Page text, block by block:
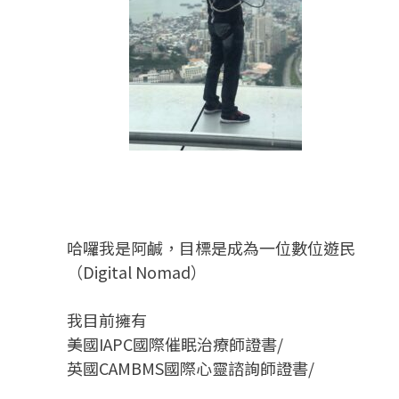
哈囉我是阿鹹，目標是成為一位數位遊民
（Digital Nomad）
我目前擁有
美國IAPC國際催眠治療師證書/
英國CAMBMS國際心靈諮詢師證書/